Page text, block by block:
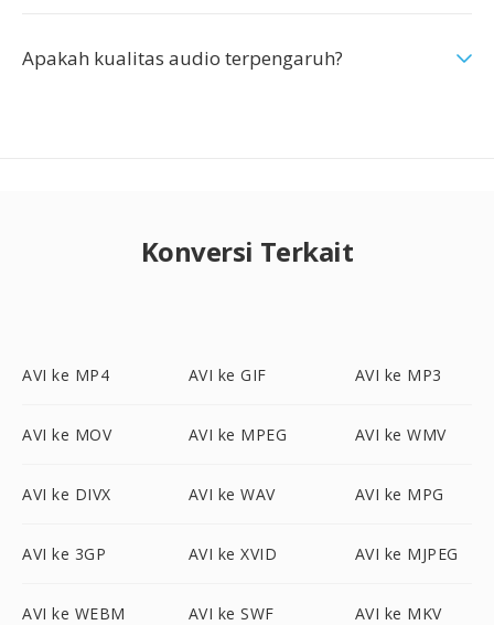
Apakah kualitas audio terpengaruh?
Konversi Terkait
AVI ke MP4 AVI ke GIF AVI ke MP3
AVI ke MOV AVI ke MPEG AVI ke WMV
AVI ke DIVX AVI ke WAV AVI ke MPG
AVI ke 3GP AVI ke XVID AVI ke MJPEG
AVI ke WEBM AVI ke SWF AVI ke MKV